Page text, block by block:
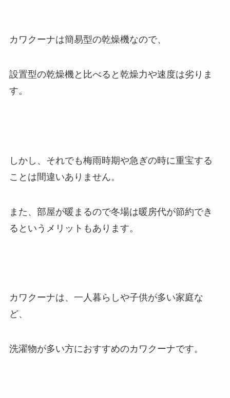
カワクーナは簡易型の乾燥機なので、
設置型の乾燥機と比べると乾燥力や速度は劣りま
す。
しかし、それでも梅雨時期や急ぎの時に重宝する
ことは間違いありません。
また、部屋が暖まるので冬場は暖房代が節約でき
るというメリットもあります。
カワクーナは、一人暮らしや子供が多い家庭な
ど、
洗濯物が多い方におすすめのカワクーナです。